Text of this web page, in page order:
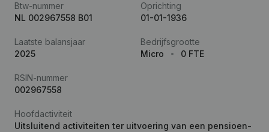
Btw-nummer
NL 002967558 B01
Oprichting
01-01-1936
Laatste balansjaar
2025
Bedrijfsgrootte
Micro
0 FTE
RSIN-nummer
002967558
Hoofdactiviteit
Uitsluitend activiteiten ter uitvoering van een pensioen-